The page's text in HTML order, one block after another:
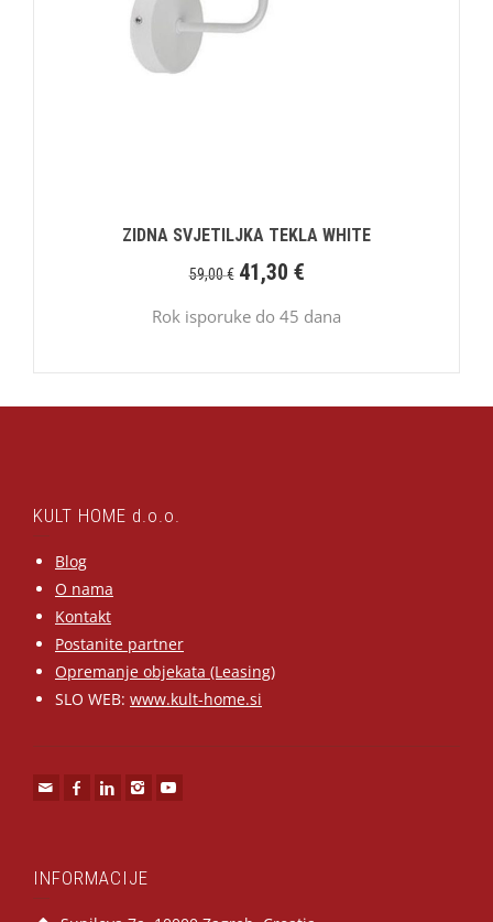
ZIDNA SVJETILJKA TEKLA WHITE
59,00€ 41,30 €
Rok isporuke do 45 dana
KULT HOME d.o.o.
Blog
O nama
Kontakt
Postanite partner
Opremanje objekata (Leasing)
SLO WEB: www.kult-home.si
INFORMACIJE